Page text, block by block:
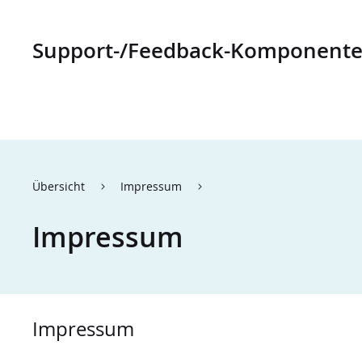
Support-/Feedback-Komponente
Übersicht Impressum
Impressum
Impressum